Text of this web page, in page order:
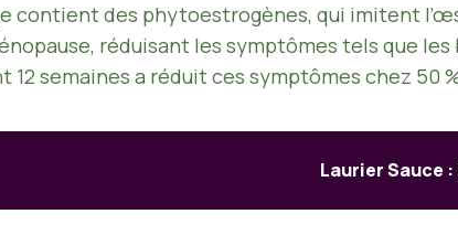
contient des phytoestrogènes, qui imitent
réduisant les symptômes tels que
12 semaines a réduit ces symptômes chez 50
Laurier Sauce